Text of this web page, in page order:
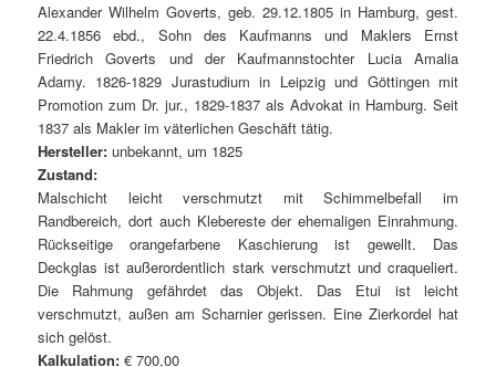
Alexander Wilhelm Goverts, geb. 29.12.1805 in Hamburg, gest.
22.4.1856 ebd., Sohn des Kaufmanns und Maklers Ernst
Friedrich Goverts und der Kaufmannstochter Lucia Amalia
Adamy. 1826-1829 Jurastudium in Leipzig und Göttingen mit
Promotion zum Dr. jur., 1829-1837 als Advokat in Hamburg. Seit
1837 als Makler im väterlichen Geschäft tätig.
Hersteller: unbekannt, um 1825
Zustand:
Malschicht leicht verschmutzt mit Schimmelbefall im
Randbereich, dort auch Klebereste der ehemaligen Einrahmung.
Rückseitige orangefarbene Kaschierung ist gewellt. Das
Deckglas ist außerordentlich stark verschmutzt und craqueliert.
Die Rahmung gefährdet das Objekt. Das Etui ist leicht
verschmutzt, außen am Scharnier gerissen. Eine Zierkordel hat
sich gelöst.
Kalkulation: € 700,00